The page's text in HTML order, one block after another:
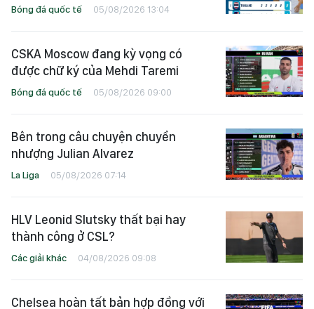
Bóng đá quốc tế 05/08/2026 13:04
CSKA Moscow đang kỳ vọng có
được chữ ký của Mehdi Taremi
Bóng đá quốc tế 05/08/2026 09:00
Bên trong câu chuyện chuyển
nhượng Julian Alvarez
La Liga 05/08/2026 07:14
HLV Leonid Slutsky thất bại hay
thành công ở CSL?
Các giải khác 04/08/2026 09:08
Chelsea hoàn tất bản hợp đồng với